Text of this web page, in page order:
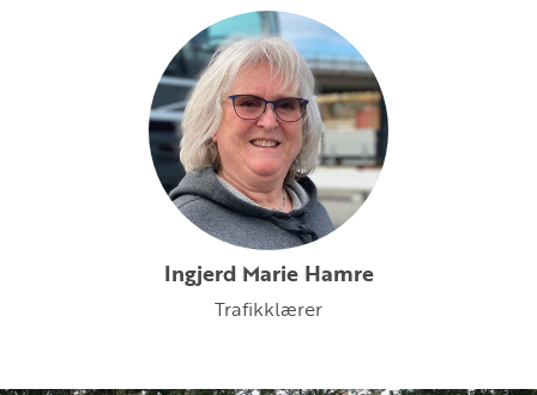
Ingjerd Marie Hamre
Trafikklærer